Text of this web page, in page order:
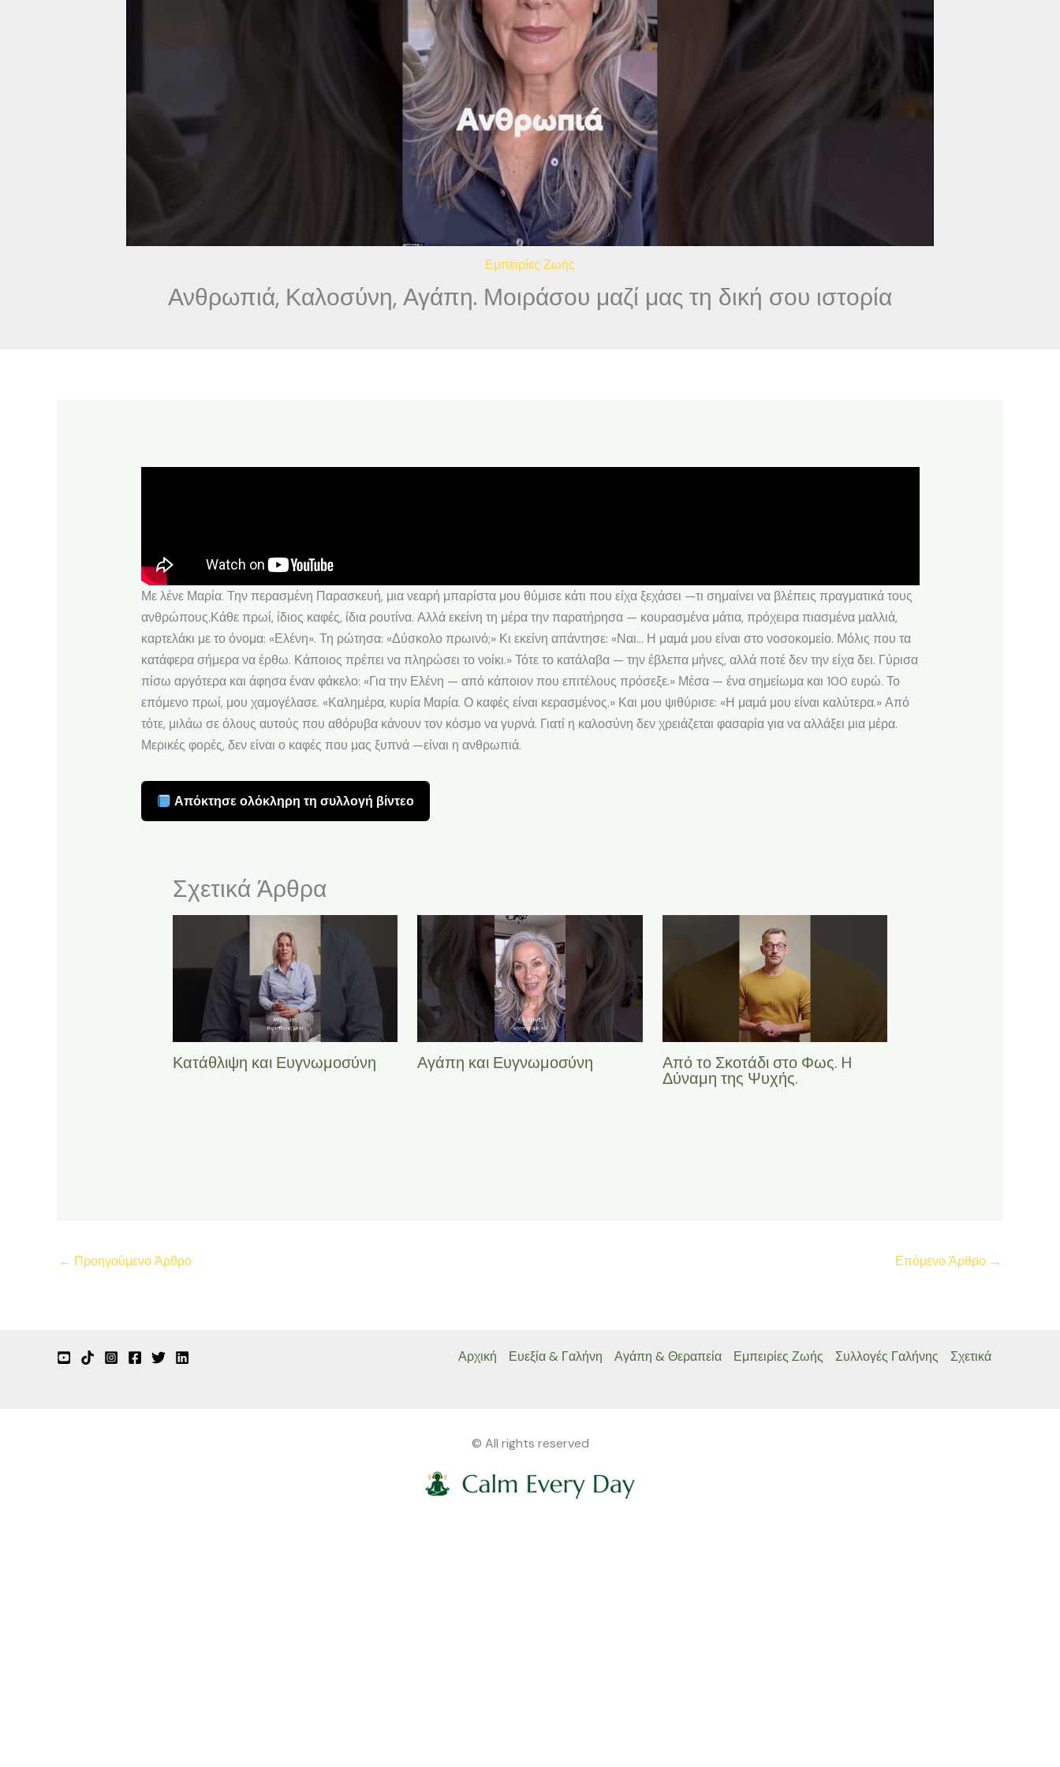
Εμπειρίες Ζωής
Ανθρωπιά, Καλοσύνη, Αγάπη. Μοιράσου μαζί μας τη δική σου ιστορία
Με λένε Μαρία. Την περασμένη Παρασκευή, μια νεαρή μπαρίστα μου θύμισε κάτι που είχα ξεχάσει —τι σημαίνει να βλέπεις πραγματικά τους
ανθρώπους.Κάθε πρωί, ίδιος καφές, ίδια ρουτίνα. Αλλά εκείνη τη μέρα την παρατήρησα — κουρασμένα μάτια, πρόχειρα πιασμένα μαλλιά,
καρτελάκι με το όνομα: «Ελένη». Τη ρώτησα: «Δύσκολο πρωινό;» Κι εκείνη απάντησε: «Ναι… Η μαμά μου είναι στο νοσοκομείο. Μόλις που τα
κατάφερα σήμερα να έρθω. Κάποιος πρέπει να πληρώσει το νοίκι.» Τότε το κατάλαβα — την έβλεπα μήνες, αλλά ποτέ δεν την είχα δει. Γύρισα
πίσω αργότερα και άφησα έναν φάκελο: «Για την Ελένη — από κάποιον που επιτέλους πρόσεξε.» Μέσα — ένα σημείωμα και 100 ευρώ. Το
επόμενο πρωί, μου χαμογέλασε. «Καλημέρα, κυρία Μαρία. Ο καφές είναι κερασμένος.» Και μου ψιθύρισε: «Η μαμά μου είναι καλύτερα.» Από
τότε, μιλάω σε όλους αυτούς που αθόρυβα κάνουν τον κόσμο να γυρνά. Γιατί η καλοσύνη δεν χρειάζεται φασαρία για να αλλάξει μια μέρα.
Μερικές φορές, δεν είναι ο καφές που μας ξυπνά —είναι η ανθρωπιά.
Απόκτησε ολόκληρη τη συλλογή βίντεο
Σχετικά Άρθρα
Κατάθλιψη και Ευγνωμοσύνη Αγάπη και Ευγνωμοσύνη Από το Σκοτάδι στο Φως. H
Δύναμη της Ψυχής.
← Προηγούμενο Άρθρο Επόμενο Άρθρο →
Αρχική Ευεξία & Γαλήνη Αγάπη & Θεραπεία Εμπειρίες Ζωής Συλλογές Γαλήνης Σχετικά
© All rights reserved